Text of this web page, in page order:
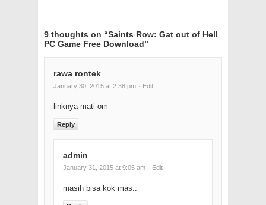
9 thoughts on “Saints Row: Gat out of Hell
PC Game Free Download”
rawa rontek
January 30, 2015 at 2:38 pm · Edit
linknya mati om
Reply
admin
January 31, 2015 at 9:05 am · Edit
masih bisa kok mas..